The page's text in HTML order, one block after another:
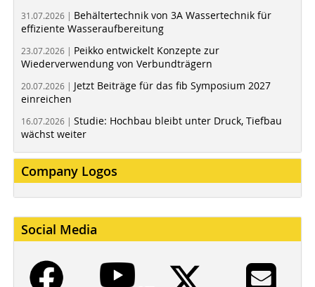
31.07.2026 | Behältertechnik von 3A Wassertechnik für
effiziente Wasseraufbereitung
23.07.2026 | Peikko entwickelt Konzepte zur
Wiederverwendung von Verbundträgern
20.07.2026 | Jetzt Beiträge für das fib Symposium 2027
einreichen
16.07.2026 | Studie: Hochbau bleibt unter Druck, Tiefbau
wächst weiter
Company Logos
Social Media